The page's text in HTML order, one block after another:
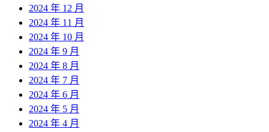
2024 年 12 月
2024 年 11 月
2024 年 10 月
2024 年 9 月
2024 年 8 月
2024 年 7 月
2024 年 6 月
2024 年 5 月
2024 年 4 月